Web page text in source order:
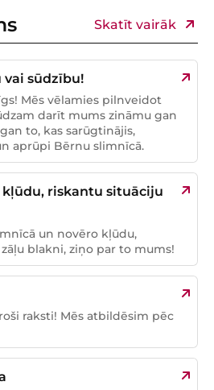
Skatīt vairāk
sūdzību!
Mēs vēlamies pilnveidot
darīt mums zināmu gan
to, kas sarūgtinājis,
aprūpi Bērnu slimnīcā.
riskantu situāciju
un novēro kļūdu,
blakni, ziņo par to mums!
raksti! Mēs atbildēsim pēc